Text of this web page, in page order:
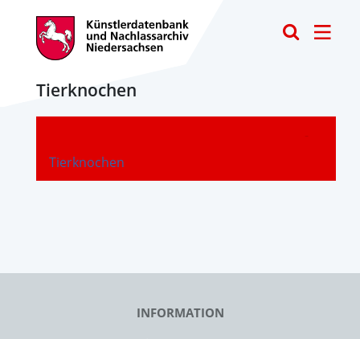
Tierknochen
Tierknochen
-
INFORMATION